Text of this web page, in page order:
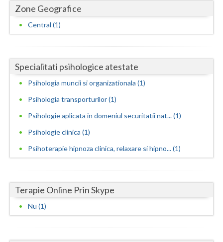
Ialomita
Maramures
Neamt
Olt
Salaj
Satu-Mare
Zone Geografice
Central (1)
Specialitati psihologice atestate
Psihologia muncii si organizationala (1)
Psihologia transporturilor (1)
Psihologie aplicata in domeniul securitatii nat... (1)
Psihologie clinica (1)
Psihoterapie hipnoza clinica, relaxare si hipno... (1)
Terapie Online Prin Skype
Nu (1)